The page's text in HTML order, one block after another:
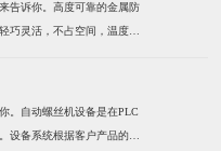
告诉你。高度可靠的金属防
巧灵活，不占空间，温度，
别适合各类电子连接器，
。自动螺丝机设备是在PLC
设备系统根据客户产品的实